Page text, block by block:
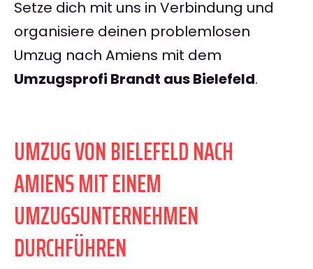
Setze dich mit uns in Verbindung und
organisiere deinen problemlosen
Umzug nach Amiens mit dem
Umzugsprofi Brandt aus Bielefeld.
UMZUG VON BIELEFELD NACH
AMIENS MIT EINEM
UMZUGSUNTERNEHMEN
DURCHFÜHREN